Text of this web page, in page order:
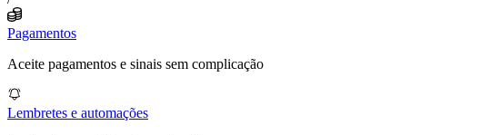
Pagamentos
Aceite pagamentos e sinais sem complicação
Lembretes e automações